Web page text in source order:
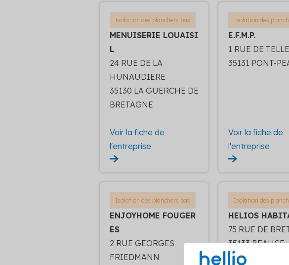
Isolation des planchers bas
MENUISERIE LOUAISI
L
24 RUE DE LA
HUNAUDIERE
35130 LA GUERCHE DE
BRETAGNE
Voir la fiche de
l'entreprise
Isolation des
E.F.M.P.
1 RUE DE TELLE
35131 PONT-
Voir la fiche de
l'entreprise
Isolation des planchers bas
ENJOYHOME FOUGER
ES
2 RUE GEORGES
FRIEDMANN
Isolation des
HELIOS
75 RUE DE
35133 BEAUCE